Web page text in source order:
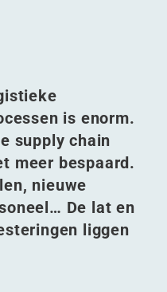
is enorm.
supply chain
meer bespaard.
nieuwe
De lat en
liggen